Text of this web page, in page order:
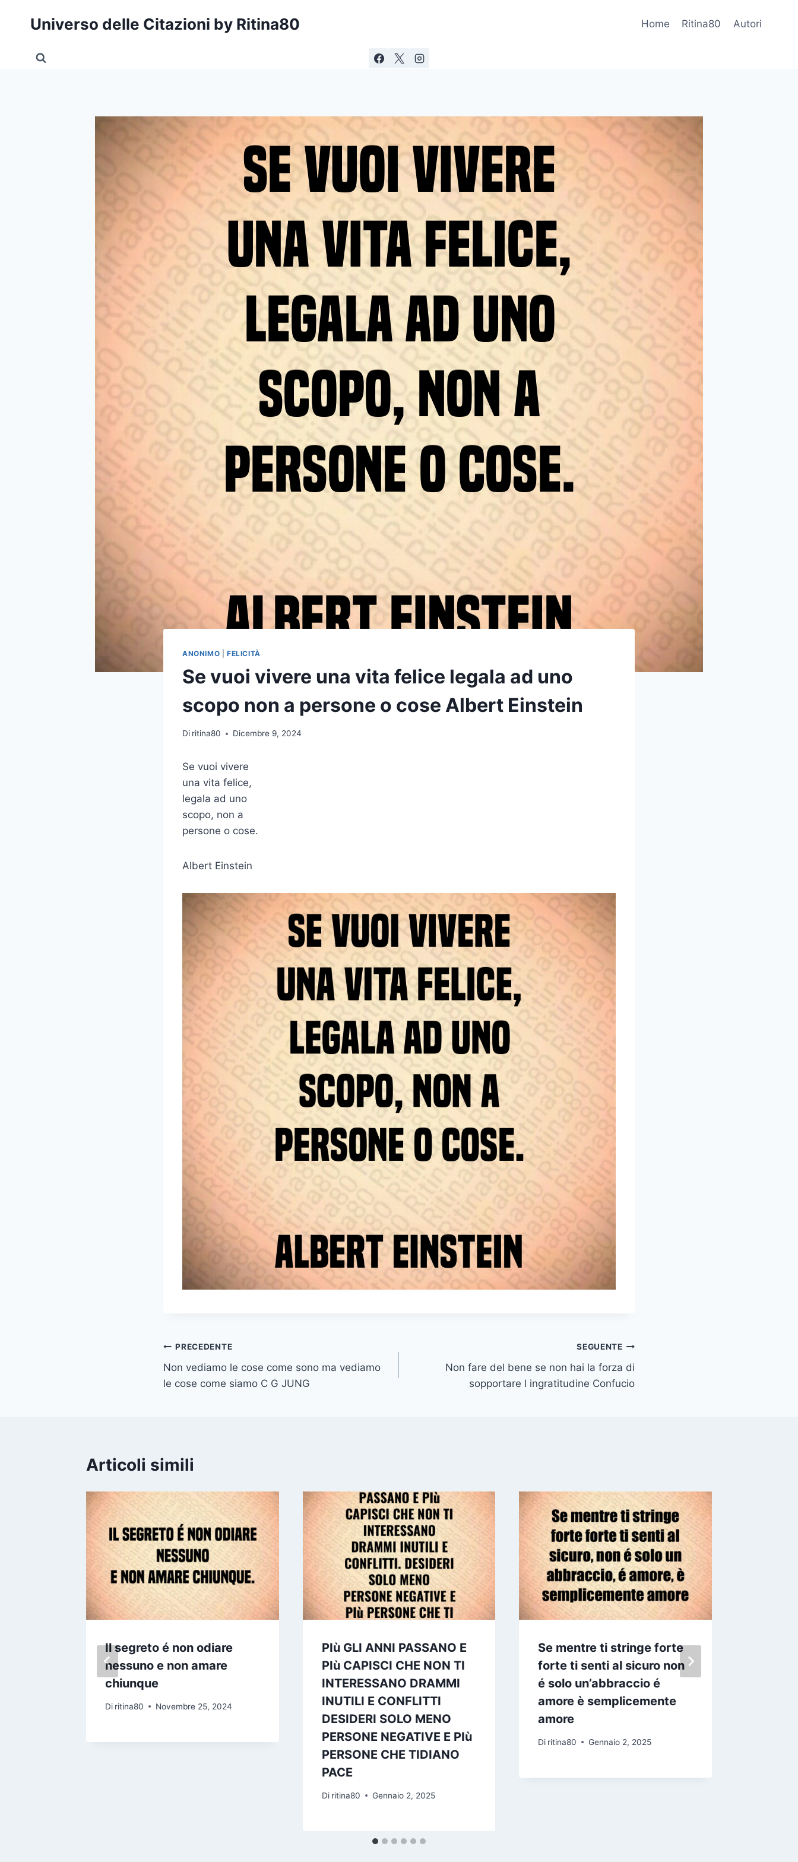
Universo delle Citazioni by Ritina80 Home Ritina80 Autori
ANONIMO FELICITÀ
Se vuoi vivere una vita felice legala ad uno
scopo non a persone o cose Albert Einstein
Di ritina80 Dicembre 9, 2024
Se vuoi vivere
una vita felice,
legala ad uno
scopo, non a
persone o cose.
Albert Einstein
Navigazione
articoli
PRECEDENTE
Non vediamo le cose come sono ma vediamo
le cose come siamo C G JUNG
SEGUENTE
Non fare del bene se non hai la forza di
sopportare l ingratitudine Confucio
Articoli simili
Il segreto é non odiare
nessuno e non amare
chiunque
Di ritina80 Novembre 25, 2024
PIù GLI ANNI PASSANO E
PIù CAPISCI CHE NON TI
INTERESSANO DRAMMI
INUTILI E CONFLITTI
DESIDERI SOLO MENO
PERSONE NEGATIVE E PIù
PERSONE CHE TIDIANO
PACE
Di ritina80 Gennaio 2, 2025
Se mentre ti stringe forte
forte ti senti al sicuro non
é solo un’abbraccio é
amore è semplicemente
amore
Di ritina80 Gennaio 2, 2025